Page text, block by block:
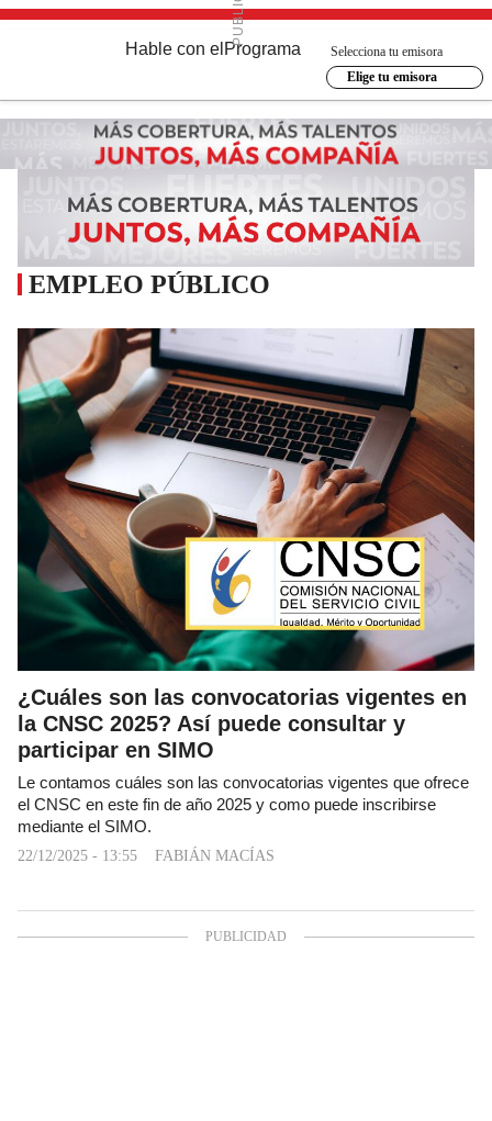
Hable con el Programa
Selecciona tu emisora
Elige tu emisora
EMPLEO PÚBLICO
¿Cuáles son las convocatorias vigentes en
la CNSC 2025? Así puede consultar y
participar en SIMO
Le contamos cuáles son las convocatorias vigentes que ofrece
el CNSC en este fin de año 2025 y como puede inscribirse
mediante el SIMO.
22/12/2025 - 13:55 FABIÁN MACÍAS